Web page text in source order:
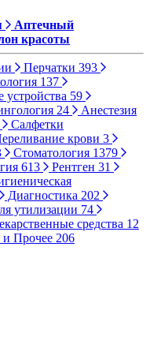
Аптечный
красоты
Перчатки 393
137
59
24
Анестезия
Салфетки
крови 3
Стоматология 1379
613 Рентген 31
Диагностика 202
утилизации 74
средства 12
и Прочее 206